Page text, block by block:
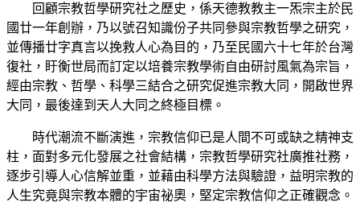
回顧宗教哲學研究社之歷史，係天德教教主一炁宗主於民
國廿一年創辦，乃以號召知識份子共同參與宗教哲學之研究，
並傳播廿字真言以挽救人心為目的，乃至民國六十七年於台灣
復社，盱衡世局而訂定以培養宗教學術自由研討風氣為宗旨，
經由宗教、哲學、科學三結合之研究促進宗教大同，開啟世界
大同，最後達到天人大同之終極目標。
時代潮流不斷演進，宗教信仰已是人間不可或缺之精神支
柱，面對多元化發展之社會結構，宗教哲學研究社廣推社務，
逐步引導人心信解並重，並藉由科學方法與驗證，益明宗教的
人生究竟與宗教本體的宇宙祕奧，堅定宗教信仰之正確觀念。